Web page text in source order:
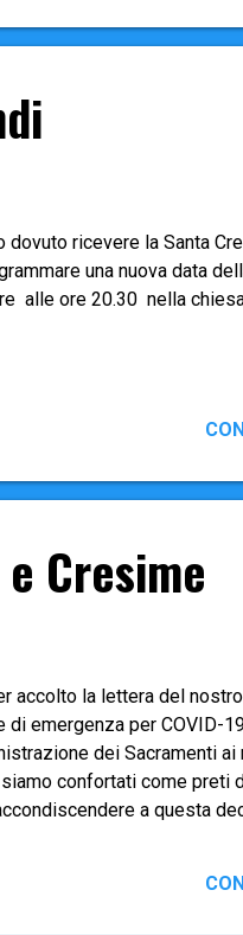
Gli incontri di catechesi
ricevere la Santa
una nuova data
alle ore 20.30 nella
Cresime
accolto la lettera del
emergenza per COVID-
dei Sacramenti
confortati come preti
a questa
prossime celebrazioni